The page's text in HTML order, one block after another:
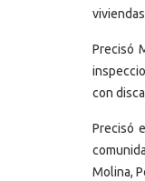
Precisó
con
Precisó
Molina,